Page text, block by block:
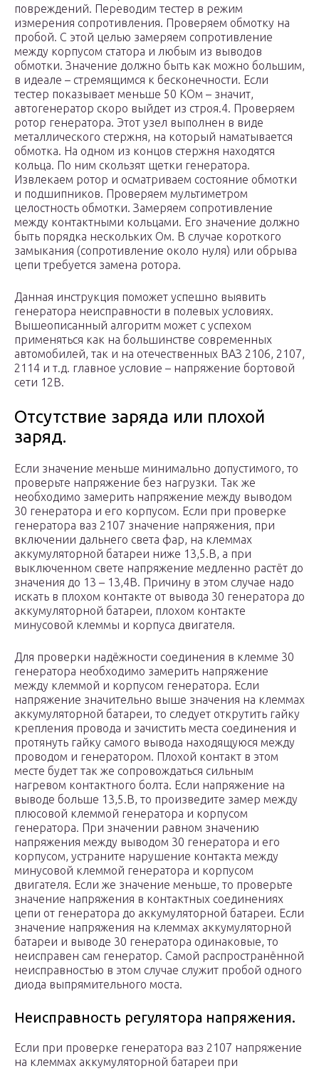
повреждений. Переводим тестер в режим
измерения сопротивления. Проверяем обмотку на
пробой. С этой целью замеряем сопротивление
между корпусом статора и любым из выводов
обмотки. Значение должно быть как можно большим,
в идеале – стремящимся к бесконечности. Если
тестер показывает меньше 50 КОм – значит,
автогенератор скоро выйдет из строя.4. Проверяем
ротор генератора. Этот узел выполнен в виде
металлического стержня, на который наматывается
обмотка. На одном из концов стержня находятся
кольца. По ним скользят щетки генератора.
Извлекаем ротор и осматриваем состояние обмотки
и подшипников. Проверяем мультиметром
целостность обмотки. Замеряем сопротивление
между контактными кольцами. Его значение должно
быть порядка нескольких Ом. В случае короткого
замыкания (сопротивление около нуля) или обрыва
цепи требуется замена ротора.
Данная инструкция поможет успешно выявить
генератора неисправности в полевых условиях.
Вышеописанный алгоритм может с успехом
применяться как на большинстве современных
автомобилей, так и на отечественных ВАЗ 2106, 2107,
2114 и т.д. главное условие – напряжение бортовой
сети 12В.
Отсутствие заряда или плохой
заряд.
Если значение меньше минимально допустимого, то
проверьте напряжение без нагрузки. Так же
необходимо замерить напряжение между выводом
30 генератора и его корпусом. Если при проверке
генератора ваз 2107 значение напряжения, при
включении дальнего света фар, на клеммах
аккумуляторной батареи ниже 13,5.В, а при
выключенном свете напряжение медленно растёт до
значения до 13 – 13,4В. Причину в этом случае надо
искать в плохом контакте от вывода 30 генератора до
аккумуляторной батареи, плохом контакте
минусовой клеммы и корпуса двигателя.
Для проверки надёжности соединения в клемме 30
генератора необходимо замерить напряжение
между клеммой и корпусом генератора. Если
напряжение значительно выше значения на клеммах
аккумуляторной батареи, то следует открутить гайку
крепления провода и зачистить места соединения и
протянуть гайку самого вывода находящуюся между
проводом и генератором. Плохой контакт в этом
месте будет так же сопровождаться сильным
нагревом контактного болта. Если напряжение на
выводе больше 13,5.В, то произведите замер между
плюсовой клеммой генератора и корпусом
генератора. При значении равном значению
напряжения между выводом 30 генератора и его
корпусом, устраните нарушение контакта между
минусовой клеммой генератора и корпусом
двигателя. Если же значение меньше, то проверьте
значение напряжения в контактных соединениях
цепи от генератора до аккумуляторной батареи. Если
значение напряжения на клеммах аккумуляторной
батареи и выводе 30 генератора одинаковые, то
неисправен сам генератор. Самой распространённой
неисправностью в этом случае служит пробой одного
диода выпрямительного моста.
Неисправность регулятора напряжения.
Если при проверке генератора ваз 2107 напряжение
на клеммах аккумуляторной батареи при